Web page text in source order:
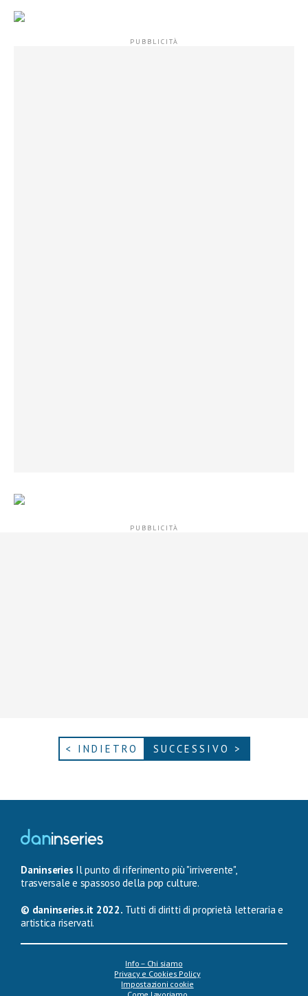
< INDIETRO SUCCESSIVO >
Daninseries Il punto di riferimento più "irriverente",
trasversale e spassoso della pop culture.
© daninseries.it 2022. Tutti di diritti di proprietà letteraria e
artistica riservati.
Info – Chi siamo
Privacy e Cookies Policy
Impostazioni cookie